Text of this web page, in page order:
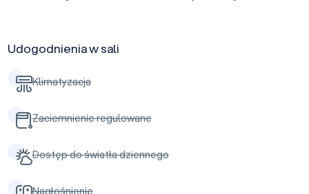
Udogodnienia w sali
Klimatyzacja
Zaciemnienie regulowane
Dostęp do światła dziennego